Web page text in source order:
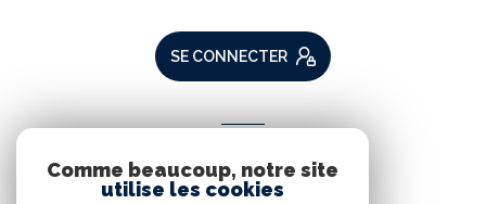
SE CONNECTER
Nous adhérons
Comme beaucoup, notre site
utilise les cookies